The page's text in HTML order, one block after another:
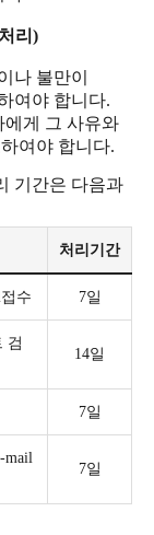
리)
나 불만이
여야 합니다.
에게 그 사유와
여야 합니다.
기간은 다음과
처리기간
수 7일
검
14일
7일
mail
7일